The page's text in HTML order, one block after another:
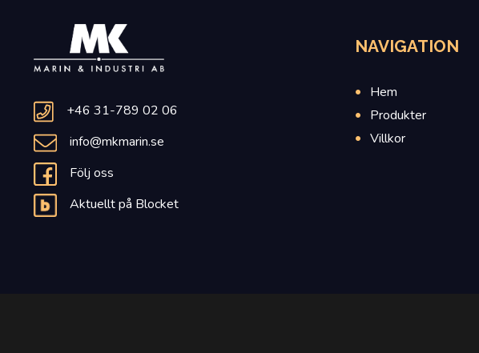
+46 31-789 02 06
info@mkmarin.se
Följ oss
Aktuellt på Blocket
NAVIGATION
Hem
Produkter
Villkor